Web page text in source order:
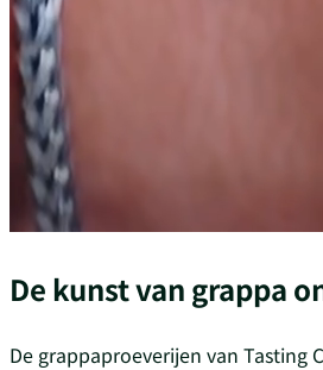
De kunst van grappa
De grappaproeverijen van Tasting